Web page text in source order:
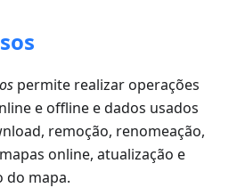
permite realizar operações
e offline e dados usados
remoção, renomeação,
online, atualização e
do mapa.